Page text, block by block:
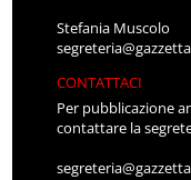
Stefania Muscolo
CONTATTACI
Per pubblicazione
contattare la